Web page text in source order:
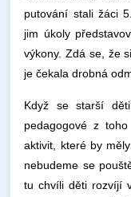
putování stali žáci
jim úkoly
výkony. Zdá se, že
je čekala drobná
Když se starší
pedagogové z
aktivit, které by
nebudeme se
tu chvíli děti rozvíjí